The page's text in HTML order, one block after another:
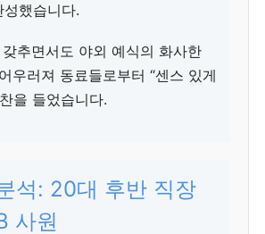
성했습니다.
추면서도 야외 예식의 화사한
우러져 동료들로부터 “센스 있게
을 들었습니다.
석: 20대 후반 직장
사원